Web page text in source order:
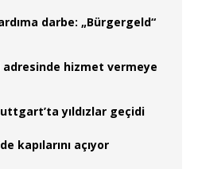
darbe: „Bürgergeld“
adresinde hizmet vermeye
yıldızlar geçidi
kapılarını açıyor